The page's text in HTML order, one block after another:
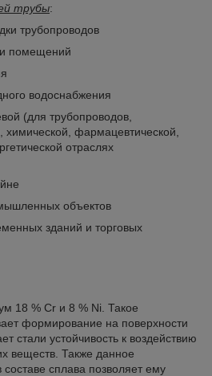
трубы:
трубопроводов
помещений
водоснабжения
(для трубопроводов,
химической, фармацевтической,
отраслях
объектов
зданий и торговых
18 % Cr и 8 % Ni. Такое
формирование на поверхности
стали устойчивость к воздействию
веществ. Также данное
сплава позволяет ему